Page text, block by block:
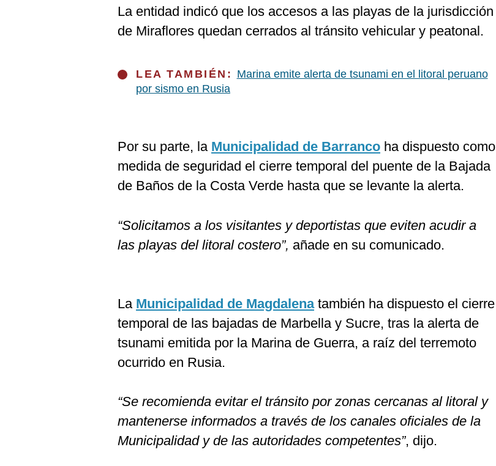
La entidad indicó que los accesos a las playas de la jurisdicción
de Miraflores quedan cerrados al tránsito vehicular y peatonal.
LEA TAMBIÉN: Marina emite alerta de tsunami en el litoral peruano
por sismo en Rusia
Por su parte, la Municipalidad de Barranco ha dispuesto como
medida de seguridad el cierre temporal del puente de la Bajada
de Baños de la Costa Verde hasta que se levante la alerta.
“Solicitamos a los visitantes y deportistas que eviten acudir a
las playas del litoral costero”, añade en su comunicado.
La Municipalidad de Magdalena también ha dispuesto el cierre
temporal de las bajadas de Marbella y Sucre, tras la alerta de
tsunami emitida por la Marina de Guerra, a raíz del terremoto
ocurrido en Rusia.
“Se recomienda evitar el tránsito por zonas cercanas al litoral y
mantenerse informados a través de los canales oficiales de la
Municipalidad y de las autoridades competentes”, dijo.